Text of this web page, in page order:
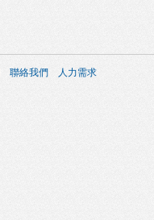
聯絡我們 人力需求